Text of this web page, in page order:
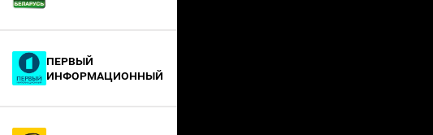
Первый
информационный